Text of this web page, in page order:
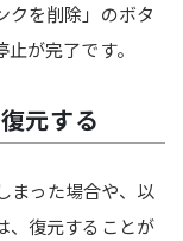
クを削除」のボタ
が完了です。
元する
まった場合や、以
、復元することが